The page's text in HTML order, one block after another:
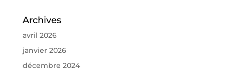
Archives
avril 2026
janvier 2026
décembre 2024